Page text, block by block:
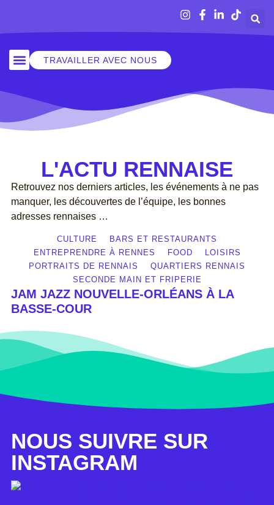
TRAVAILLER AVEC NOUS
L'ACTU RENNAISE
Retrouvez nos derniers articles, les événements à ne pas
manquer, les découvertes de l’équipe, les bonnes
adresses rennaises …
CULTURE
BARS ET RESTAURANTS
ENTREPRENDRE À RENNES
FOOD
LOISIRS
PORTRAITS DE RENNAIS
QUARTIERS RENNAIS
SECONDE MAIN ET FRIPERIE
JAM JAZZ NOUVELLE-ORLÉANS À LA
BASSE-COUR
NOUS SUIVRE SUR
INSTAGRAM